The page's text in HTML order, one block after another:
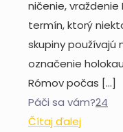
ničenie, vraždenie
termín, ktorý
skupiny používajú
označenie
Rómov počas […]
Páči sa vám?24
Čítaj ďalej